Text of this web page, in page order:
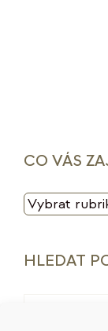
CO VÁS
CO
HLEDAT